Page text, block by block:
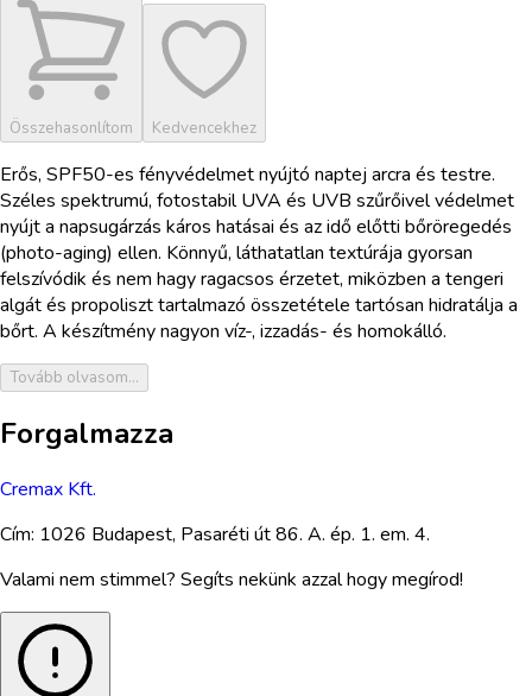
Összehasonlítom Kedvencekhez
Erős, SPF50-es fényvédelmet nyújtó naptej arcra és testre.
Széles spektrumú, fotostabil UVA és UVB szűrőivel védelmet
nyújt a napsugárzás káros hatásai és az idő előtti bőröregedés
(photo-aging) ellen. Könnyű, láthatatlan textúrája gyorsan
felszívódik és nem hagy ragacsos érzetet, miközben a tengeri
algát és propoliszt tartalmazó összetétele tartósan hidratálja a
bőrt. A készítmény nagyon víz-, izzadás- és homokálló.
Tovább olvasom...
Forgalmazza
Cremax Kft.
Cím: 1026 Budapest, Pasaréti út 86. A. ép. 1. em. 4.
Valami nem stimmel? Segíts nekünk azzal hogy megírod!